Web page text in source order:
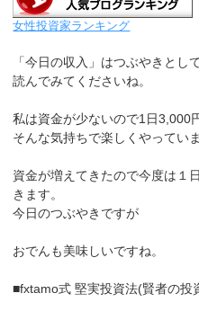
女性投資家ランキング
「今日の収入」はつぶやきとし
読んでみてくださいね。
私は資金が少ないので1日3,000
そんな気持ちで楽しくやっていま
資金が増えてきたので今度は１
きます。
今日のつぶやきですが
おでんも美味しいですね。
■fxtamo式 堅実投資法(賢者の投